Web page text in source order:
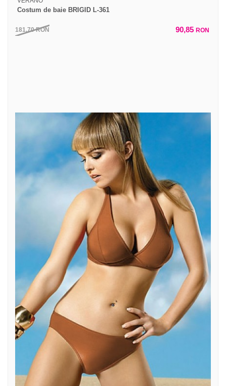
Costum de baie BRIGID L-361
181,70RON 90,85 RON